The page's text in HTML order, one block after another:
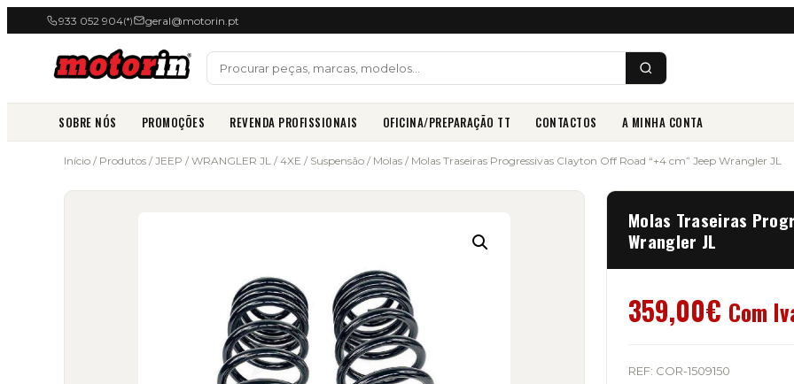
933 052 904(*) geral@motorin.pt
SOBRE NÓS PROMOÇÕES REVENDA PROFISSIONAIS OFICINA/PREPARAÇÃO TT CONTACTOS A MINHA CONTA
Início / Produtos / JEEP / WRANGLER JL / 4XE / Suspensão / Molas / Molas Traseiras Progressivas Clayton Off Road “+4 cm” Jeep Wrangler JL
Molas Traseiras
Wrangler JL
359,00€ Com
REF: COR-1509150